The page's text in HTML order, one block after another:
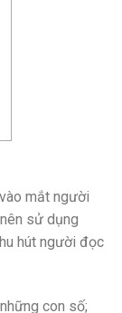
mắt người
sử dụng
hút người đọc
con số;